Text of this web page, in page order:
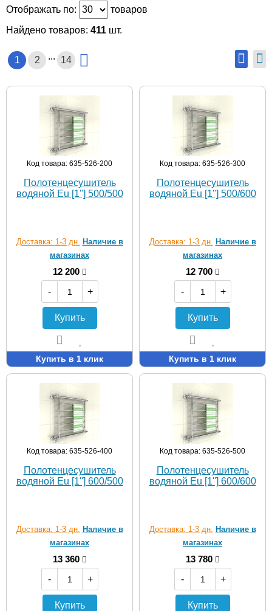
Отображать по:
товаров
Найдено товаров: 411 шт.
1 2 ... 14
Код товара: 635-526-200
Полотенцесушитель
водяной Eu [1''] 500/500
Доставка: 1-3 дн. Наличие в
магазинах
12 200
-
+
Купить
Купить в 1 клик
Код товара: 635-526-300
Полотенцесушитель
водяной Eu [1''] 500/600
Доставка: 1-3 дн. Наличие в
магазинах
12 700
-
+
Купить
Купить в 1 клик
Код товара: 635-526-400
Полотенцесушитель
водяной Eu [1''] 600/500
Доставка: 1-3 дн. Наличие в
магазинах
13 360
-
+
Купить
Код товара: 635-526-500
Полотенцесушитель
водяной Eu [1''] 600/600
Доставка: 1-3 дн. Наличие в
магазинах
13 780
-
+
Купить